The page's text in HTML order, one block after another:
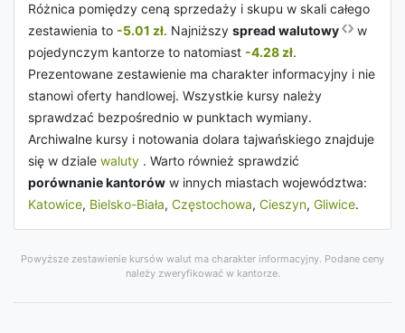
Różnica pomiędzy ceną sprzedaży i skupu w skali całego
zestawienia to -5.01 zł. Najniższy spread walutowy
w
pojedynczym kantorze to natomiast -4.28 zł.
Prezentowane zestawienie ma charakter informacyjny i nie
stanowi oferty handlowej. Wszystkie kursy należy
sprawdzać bezpośrednio w punktach wymiany.
Archiwalne kursy i notowania dolara tajwańskiego znajduje
się w dziale waluty . Warto również sprawdzić
porównanie kantorów w innych miastach województwa:
Katowice, Bielsko-Biała, Częstochowa, Cieszyn, Gliwice.
Powyższe zestawienie kursów walut ma charakter informacyjny. Podane ceny
należy zweryfikować w kantorze.